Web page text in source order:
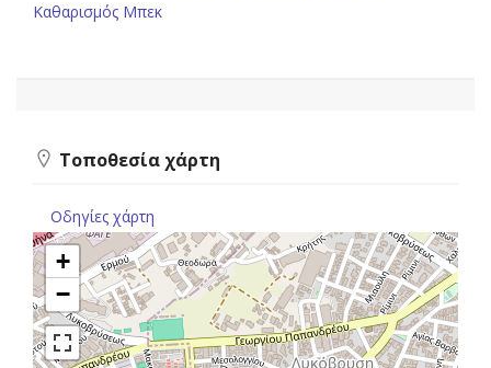
Καθαρισμός Μπεκ
Τοποθεσία χάρτη
Οδηγίες χάρτη
+
−